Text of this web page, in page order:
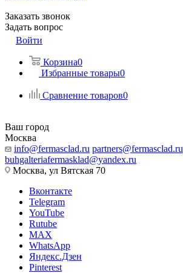
Заказать звонок
Задать вопрос
Войти
Корзина0
Избранные товары0
Сравнение товаров0
Ваш город
Москва
info@fermasclad.ru partners@fermasclad.ru
buhgalteriafermasklad@yandex.ru
Москва, ул Вятская 70
Вконтакте
Telegram
YouTube
Rutube
MAX
WhatsApp
Яндекс.Дзен
Pinterest